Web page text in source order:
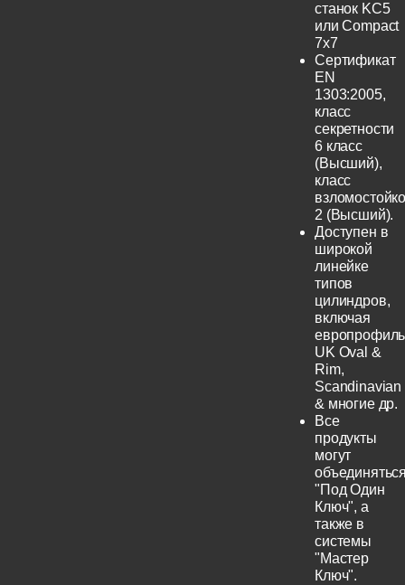
станок KC5
или Compact
7x7
Сертификат
EN
1303:2005,
класс
секретности
6 класс
(Высший),
класс
2 (Высший).
Доступен в
широкой
линейке
типов
цилиндров,
включая
UK Oval &
Rim,
Scandinavian
& многие др.
Все
продукты
могут
"Под Один
Ключ", а
также в
системы
"Мастер
Ключ".